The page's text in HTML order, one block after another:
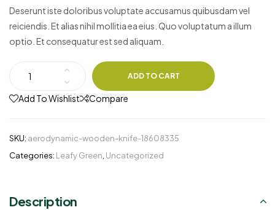
Deserunt iste doloribus voluptate accusamus quibusdam vel
reiciendis. Et alias nihil mollitia ea eius. Quo voluptatum a illum
optio. Et consequatur est sed aliquam.
ADD TO CART
Add To Wishlist Compare
SKU: aerodynamic-wooden-knife-18608335
Categories: Leafy Green, Uncategorized
Description